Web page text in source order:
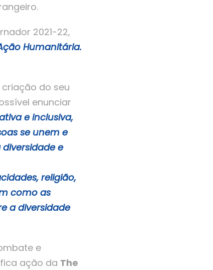
2021-22,
Humanitária.
do seu
enunciar
e inclusiva,
se unem e
e
religião,
como as
a diversidade
e
ação da The